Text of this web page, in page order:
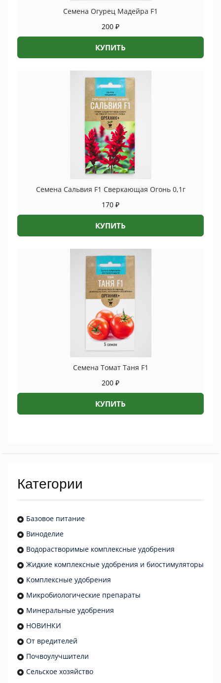
Семена Огурец Мадейра F1
200 ₽
КУПИТЬ
Семена Сальвия F1 Сверкающая Огонь 0,1г
170 ₽
КУПИТЬ
Семена Томат Таня F1
200 ₽
КУПИТЬ
Категории
Базовое питание
Виноделие
Водорастворимые комплексные удобрения
Жидкие комплексные удобрения и биостимуляторы
Комплексные удобрения
Микробиологические препараты
Минеральные удобрения
НОВИНКИ
От вредителей
Почвоулучшители
Сельское хозяйство